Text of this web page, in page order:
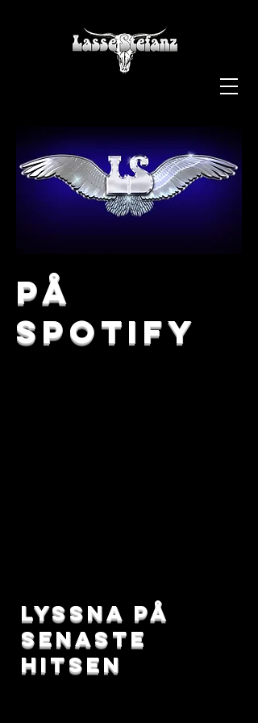
på
spotify
lyssna på
senaste
hitsen